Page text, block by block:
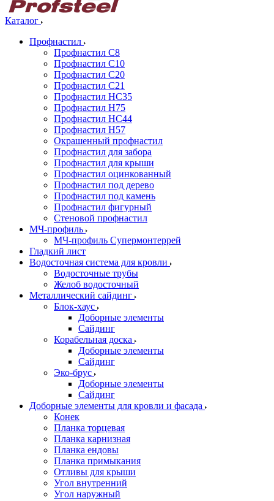
Каталог
Профнастил
Профнастил С8
Профнастил С10
Профнастил С20
Профнастил С21
Профнастил НС35
Профнастил Н75
Профнастил HC44
Профнастил Н57
Окрашенный профнастил
Профнастил для забора
Профнастил для крыши
Профнастил оцинкованный
Профнастил под дерево
Профнастил под камень
Профнастил фигурный
Стеновой профнастил
МЧ-профиль
МЧ-профиль Супермонтеррей
Гладкий лист
Водосточная система для кровли
Водосточные трубы
Желоб водосточный
Металлический сайдинг
Блок-хаус
Доборные элементы
Сайдинг
Корабельная доска
Доборные элементы
Сайдинг
Эко-брус
Доборные элементы
Сайдинг
Доборные элементы для кровли и фасада
Конек
Планка торцевая
Планка карнизная
Планка ендовы
Планка примыкания
Отливы для крыши
Угол внутренний
Угол наружный